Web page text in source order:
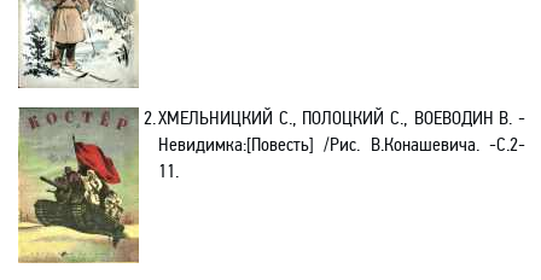
2.ХМЕЛЬНИЦКИЙ С., ПОЛОЦКИЙ С., ВОЕВОДИН В. -
Невидимка:[Повесть] /Рис. В.Конашевича. -C.2-
11.